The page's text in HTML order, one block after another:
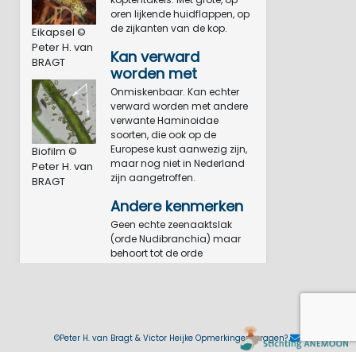
Eikapsel ©
Peter H. van
BRAGT
Biofilm ©
Peter H. van
BRAGT
oren lijkende huidflappen, op
de zijkanten van de kop.
Kan verward
worden met
Onmiskenbaar. Kan echter
verward worden met andere
verwante Haminoidae
soorten, die ook op de
Europese kust aanwezig zijn,
maar nog niet in Nederland
zijn aangetroffen.
Andere kenmerken
Geen echte zeenaaktslak
(orde Nudibranchia) maar
behoort tot de orde
voorste en kleiner achterste
©Peter H. van Bragt & Victor Heijke Opmerkingen, vragen?